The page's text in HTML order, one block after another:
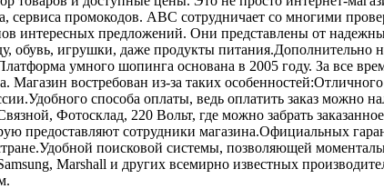
сервиса промокодов. ABC сотрудничает со многими
интересных предложений. Они представлены от
игрушки, даже продукты питания.Дополнительно
умного шопинга основана в 2005 году. За все
востребован из-за таких
способа оплаты, ведь оплатить заказ можно
Фотосклад, 220 Вольт, где можно забрать
предоставляют сотрудники магазина.Официальных
поисковой системы, позволяющей
Marshall и других всемирно известных